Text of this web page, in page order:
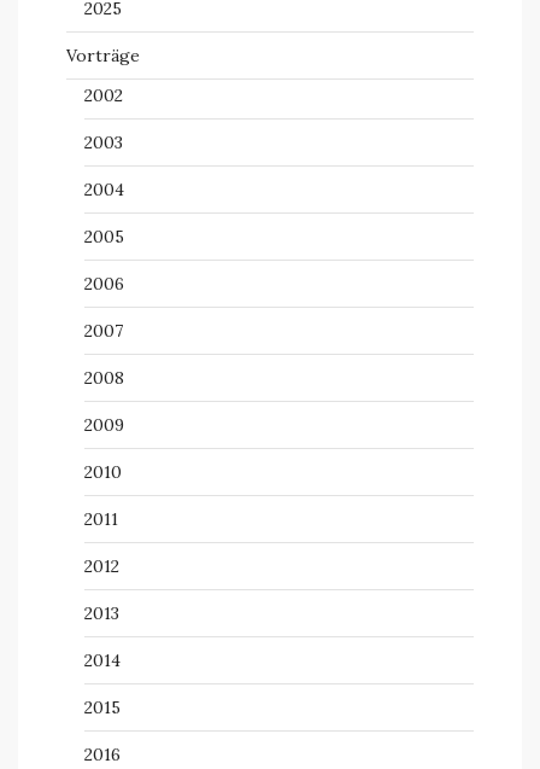
2025
Vorträge
2002
2003
2004
2005
2006
2007
2008
2009
2010
2011
2012
2013
2014
2015
2016